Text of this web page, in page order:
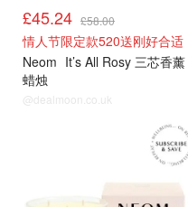
£45.24 £58.00
情人节限定款520送刚好合适
Neom It’s All Rosy 三芯香薰
蜡烛
@dealmoon.co.uk